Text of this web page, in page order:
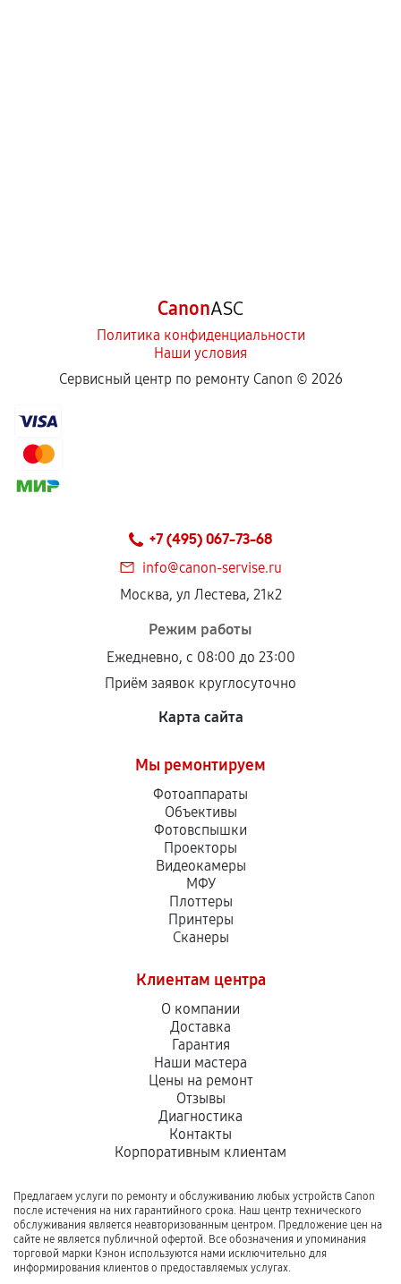
CanonASC
Политика конфиденциальности
Наши условия
Сервисный центр по ремонту Canon © 2026
+7 (495) 067-73-68
info@canon-servise.ru
Москва, ул Лестева, 21к2
Режим работы
Ежедневно, с 08:00 до 23:00
Приём заявок круглосуточно
Карта сайта
Мы ремонтируем
Фотоаппараты
Объективы
Фотовспышки
Проекторы
Видеокамеры
МФУ
Плоттеры
Принтеры
Сканеры
Клиентам центра
О компании
Доставка
Гарантия
Наши мастера
Цены на ремонт
Отзывы
Диагностика
Контакты
Корпоративным клиентам
Предлагаем услуги по ремонту и обслуживанию любых устройств Canon
после истечения на них гарантийного срока. Наш центр технического
обслуживания является неавторизованным центром. Предложение цен на
сайте не является публичной офертой. Все обозначения и упоминания
торговой марки Кэнон используются нами исключительно для
информирования клиентов о предоставляемых услугах.